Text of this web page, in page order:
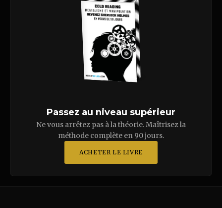
Passez au niveau supérieur
Ne vous arrêtez pas à la théorie. Maîtrisez la
méthode complète en 90 jours.
ACHETER LE LIVRE